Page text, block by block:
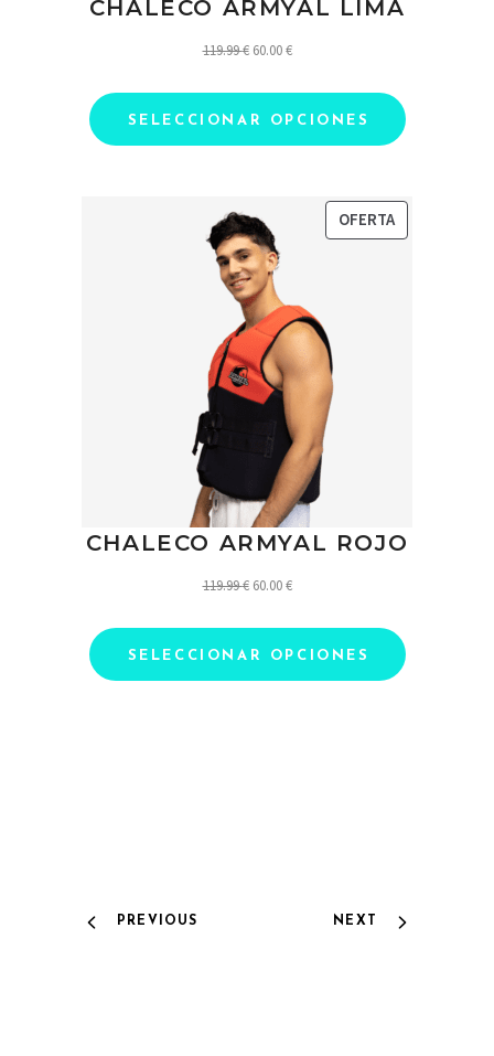
CHALECO ARMYAL LIMA
119.99€ El
60.00€El
SELECCIONAR OPCIONES
OFERTAPRODUCTO
CHALECO ARMYAL ROJO
119.99€ El
60.00€El
SELECCIONAR OPCIONES
PREVIOUS NEXT